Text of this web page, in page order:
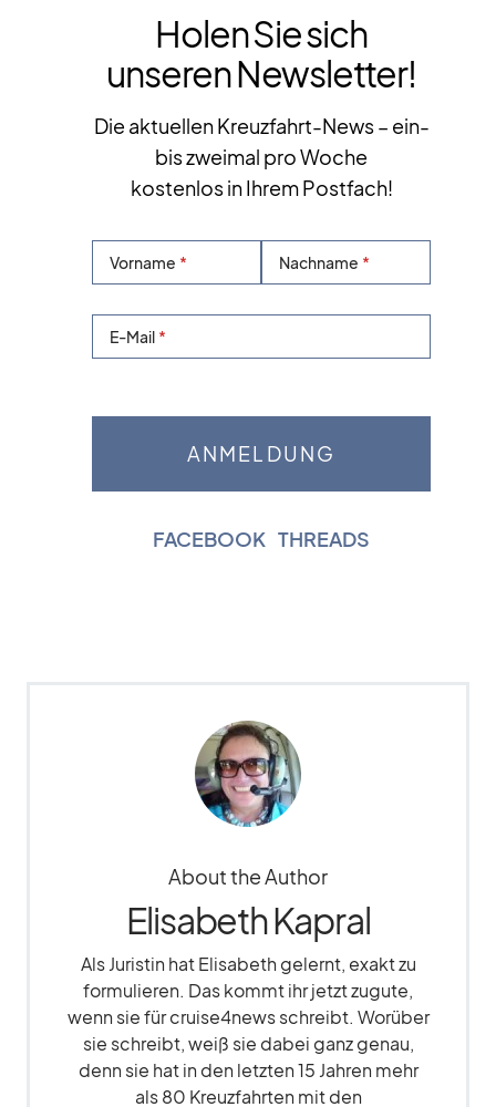
Holen Sie sich
unseren Newsletter!
Die aktuellen Kreuzfahrt-News – ein-
bis zweimal pro Woche
kostenlos in Ihrem Postfach!
Vorname Nachname
E-Mail
FACEBOOK THREADS
About the Author
Elisabeth Kapral
Als Juristin hat Elisabeth gelernt, exakt zu
formulieren. Das kommt ihr jetzt zugute,
wenn sie für cruise4news schreibt. Worüber
sie schreibt, weiß sie dabei ganz genau,
denn sie hat in den letzten 15 Jahren mehr
als 80 Kreuzfahrten mit den